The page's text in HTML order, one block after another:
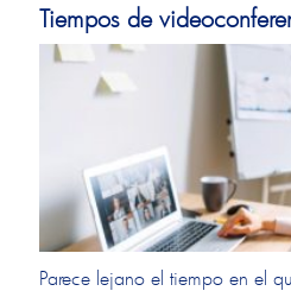
Tiempos de
Parece lejano el tiempo en el